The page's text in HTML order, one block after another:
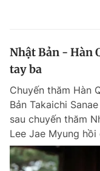
Nhật Bản - Hàn
tay ba
Chuyến thăm Hàn
Bản Takaichi
sau chuyến thăm
Lee Jae Myung